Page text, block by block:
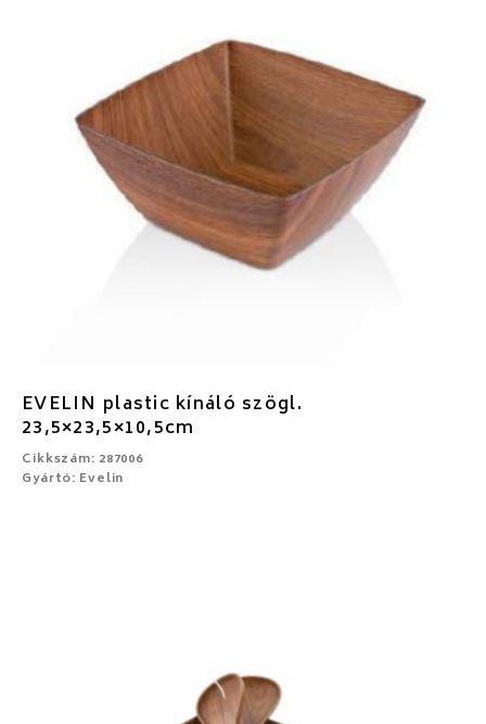
EVELIN plastic kínáló szögl.
23,5×23,5×10,5cm
Cikkszám: 287006
Gyártó: Evelin